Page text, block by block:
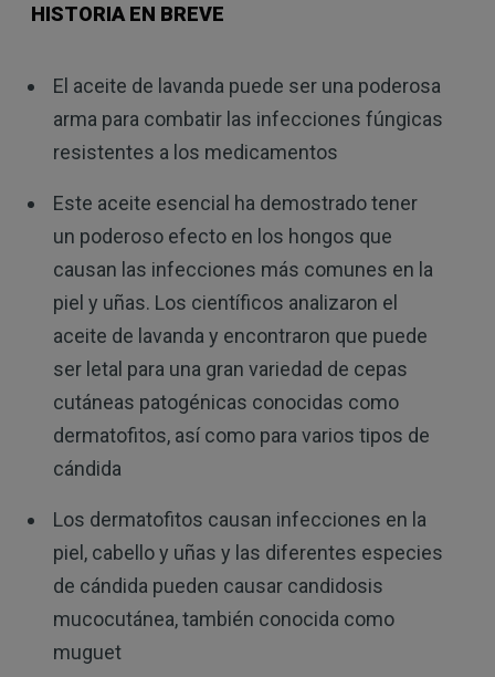
HISTORIA EN BREVE
El aceite de lavanda puede ser una poderosa
arma para combatir las infecciones fúngicas
resistentes a los medicamentos
Este aceite esencial ha demostrado tener
un poderoso efecto en los hongos que
causan las infecciones más comunes en la
piel y uñas. Los científicos analizaron el
aceite de lavanda y encontraron que puede
ser letal para una gran variedad de cepas
cutáneas patogénicas conocidas como
dermatofitos, así como para varios tipos de
cándida
Los dermatofitos causan infecciones en la
piel, cabello y uñas y las diferentes especies
de cándida pueden causar candidosis
mucocutánea, también conocida como
muguet